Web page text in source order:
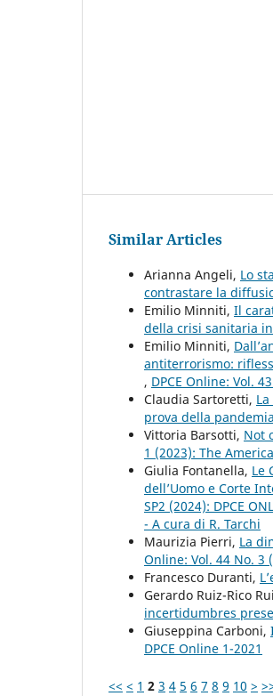
Similar Articles
Arianna Angeli, Lo
contrastare la
Emilio Minniti, Il
della crisi sanitaria
Emilio Minniti,
antiterrorismo:
, DPCE Online: Vol.
Claudia Sartoretti,
prova della pandemia
Vittoria Barsotti, Not
1 (2023): The
Giulia Fontanella, Le
dell’Uomo e Corte
SP2 (2024): DPCE
- A cura di R. Tarchi
Maurizia Pierri, La
Online: Vol. 44 No. 3
Francesco Duranti,
Gerardo Ruiz-Rico
incertidumbres
Giuseppina Carboni,
DPCE Online 1-2021
<< < 1 2 3 4 5 6 7 8 9 10 >